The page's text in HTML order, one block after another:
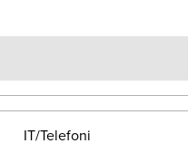
IT/Telefoni